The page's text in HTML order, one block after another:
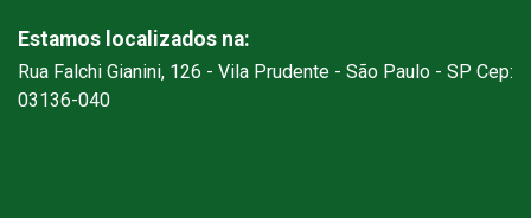
Estamos localizados na:
Rua Falchi Gianini, 126 - Vila Prudente - São Paulo - SP Cep:
03136-040